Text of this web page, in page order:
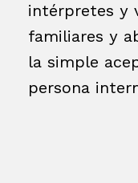
intérpretes y
familiares y
la simple
persona